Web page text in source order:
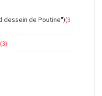
dessein de Poutine")(3
(3)